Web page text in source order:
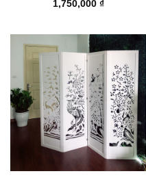
1,750,000 ₫